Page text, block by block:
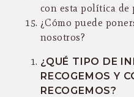
con esta política de
¿Cómo puede
nosotros?
¿QUÉ TIPO DE
RECOGEMOS Y
RECOGEMOS?